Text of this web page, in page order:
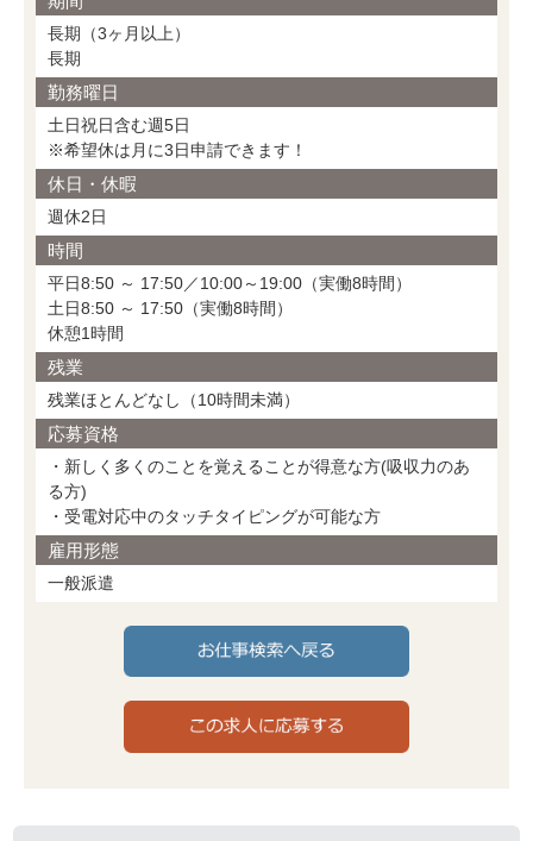
長期（3ヶ月以上）
長期
勤務曜日
土日祝日含む週5日
※希望休は月に3日申請できます！
休日・休暇
週休2日
時間
平日8:50 ～ 17:50／10:00～19:00（実働8時間）
土日8:50 ～ 17:50（実働8時間）
休憩1時間
残業
残業ほとんどなし（10時間未満）
応募資格
・新しく多くのことを覚えることが得意な方(吸収力のあ
る方)
・受電対応中のタッチタイピングが可能な方
雇用形態
一般派遣